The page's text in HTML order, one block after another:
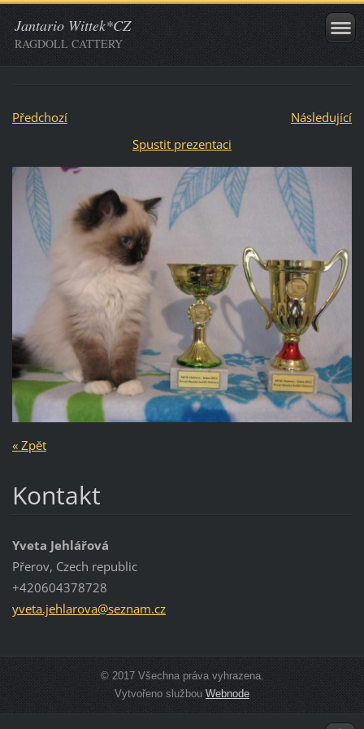
Jantario Wittek*CZ
RAGDOLL CATTERY
Předchozí
Následující
Spustit prezentaci
« Zpět
Kontakt
Yveta Jehlářová
Přerov, Czech republic
+420604378728
yveta.jehlarova@seznam.cz
© 2017 Všechna práva vyhrazena.
Vytvořeno službou Webnode